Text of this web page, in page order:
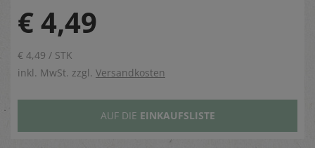
€ 4,49
€ 4,49 / STK
inkl. MwSt. zzgl. Versandkosten
AUF DIE EINKAUFSLISTE